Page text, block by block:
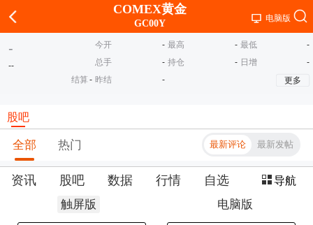
COMEX黄金
GC00Y 电脑版
-
--
今开 - 最高 - 最低
-
总手
- 持仓 - 日增
-
结算 - 昨结 - 更多
股吧
全部 热门 最新评论 最新发帖
资讯 股吧 数据 行情 自选 导航
触屏版 电脑版